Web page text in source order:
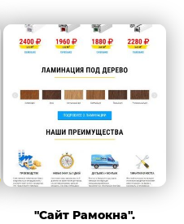
"Сайт Рамокна".